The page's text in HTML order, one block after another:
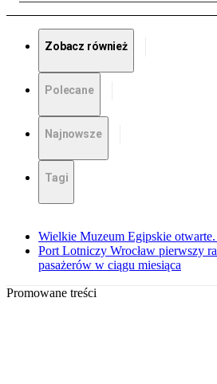
Zobacz również
Polecane
Najnowsze
Tagi
Wielkie Muzeum Egipskie
Port Lotniczy Wrocław pierwszy
pasażerów w ciągu miesiąca
Promowane treści